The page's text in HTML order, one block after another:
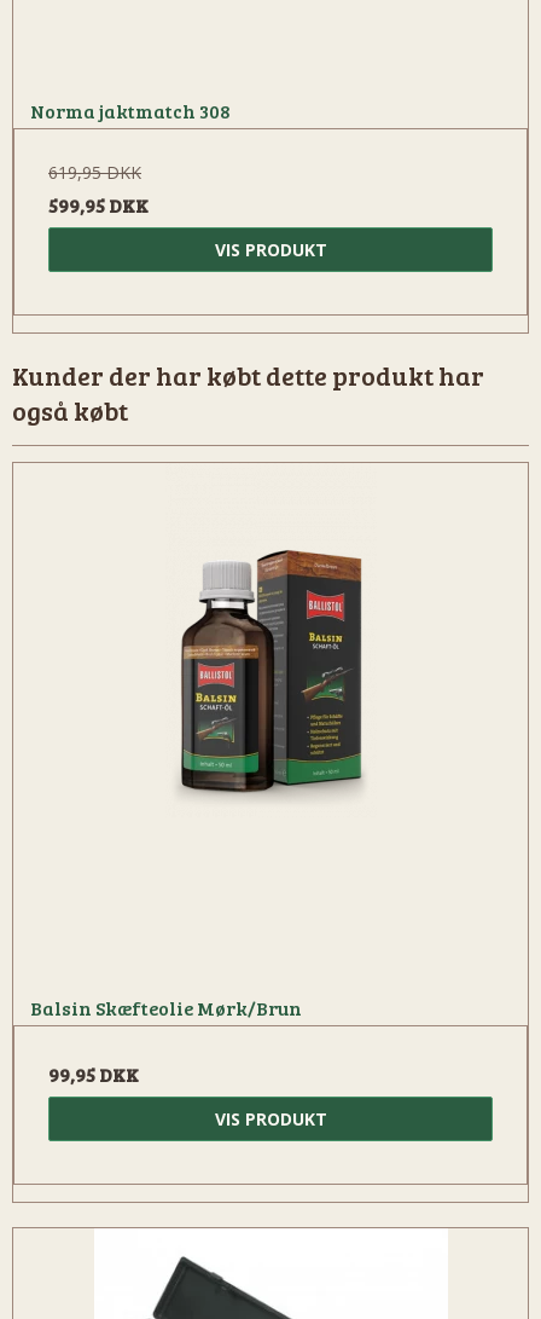
Norma jaktmatch 308
619,95 DKK
599,95 DKK
VIS PRODUKT
Kunder der har købt dette produkt har
også købt
Balsin Skæfteolie Mørk/Brun
99,95 DKK
VIS PRODUKT